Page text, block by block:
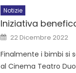
Notizie
Iniziativa
22 Dicembre 2022
Finalmente i bimbi si
al Cinema Teatro